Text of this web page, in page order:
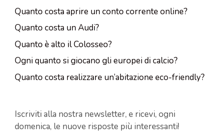
Quanto costa aprire un conto corrente online?
Quanto costa un Audi?
Quanto è alto il Colosseo?
Ogni quanto si giocano gli europei di calcio?
Quanto costa realizzare un’abitazione eco-friendly?
Iscriviti alla nostra newsletter, e ricevi, ogni
domenica, le nuove risposte più interessanti!